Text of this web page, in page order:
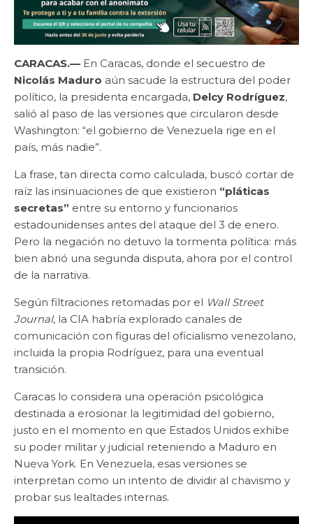
CARACAS.— En Caracas, donde el secuestro de
Nicolás Maduro aún sacude la estructura del poder
político, la presidenta encargada, Delcy Rodríguez,
salió al paso de las versiones que circularon desde
Washington: “el gobierno de Venezuela rige en el
país, más nadie”.
La frase, tan directa como calculada, buscó cortar de
raíz las insinuaciones de que existieron “pláticas
secretas” entre su entorno y funcionarios
estadounidenses antes del ataque del 3 de enero.
Pero la negación no detuvo la tormenta política: más
bien abrió una segunda disputa, ahora por el control
de la narrativa.
Según filtraciones retomadas por el Wall Street
Journal, la CIA habría explorado canales de
comunicación con figuras del oficialismo venezolano,
incluida la propia Rodríguez, para una eventual
transición.
Caracas lo considera una operación psicológica
destinada a erosionar la legitimidad del gobierno,
justo en el momento en que Estados Unidos exhibe
su poder militar y judicial reteniendo a Maduro en
Nueva York. En Venezuela, esas versiones se
interpretan como un intento de dividir al chavismo y
probar sus lealtades internas.